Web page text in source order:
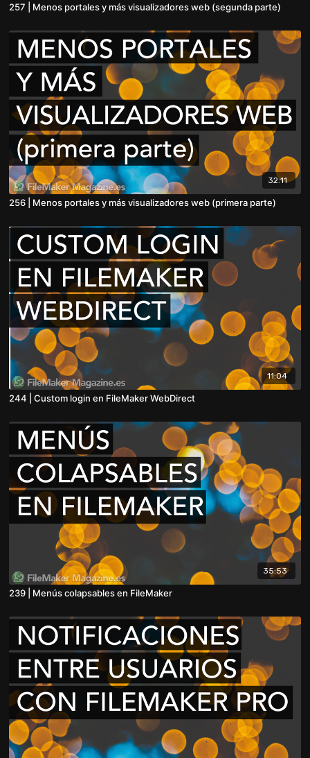
257 | Menos portales y más visualizadores web (segunda parte)
32:11
256 | Menos portales y más visualizadores web (primera parte)
11:04
244 | Custom login en FileMaker WebDirect
35:53
239 | Menús colapsables en FileMaker